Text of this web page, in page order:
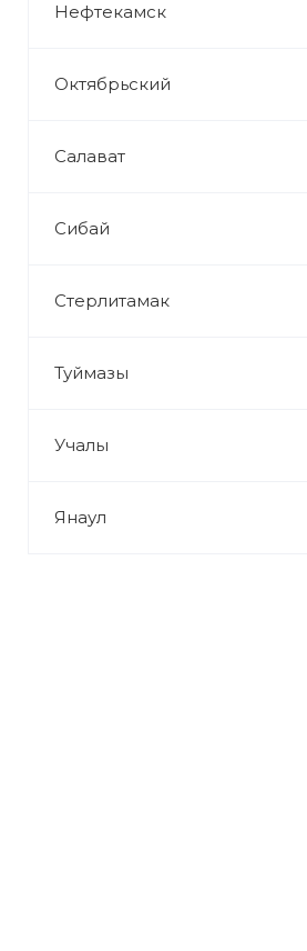
Нефтекамск
Октябрьский
Салават
Сибай
Стерлитамак
Туймазы
Учалы
Янаул